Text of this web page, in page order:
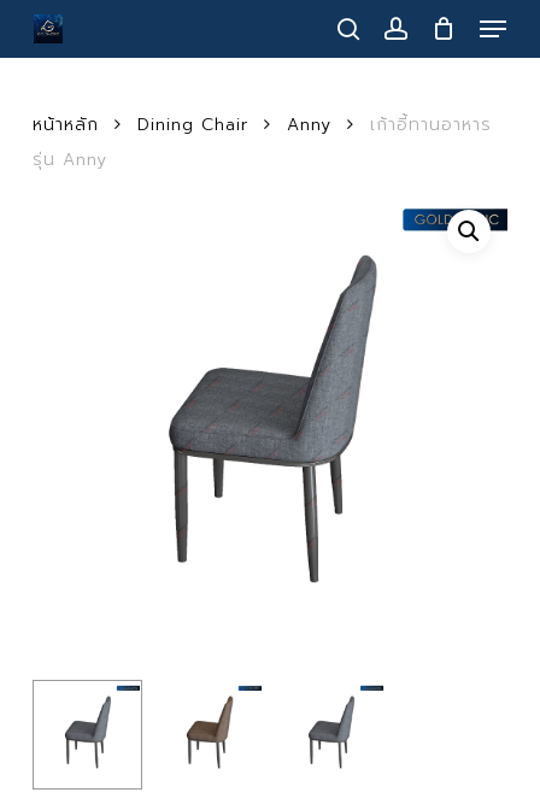
Skip
searchaccount
Menu
หน้าหลัก Dining Chair Anny
เก้าอี้ทานอาหาร
รุ่น Anny